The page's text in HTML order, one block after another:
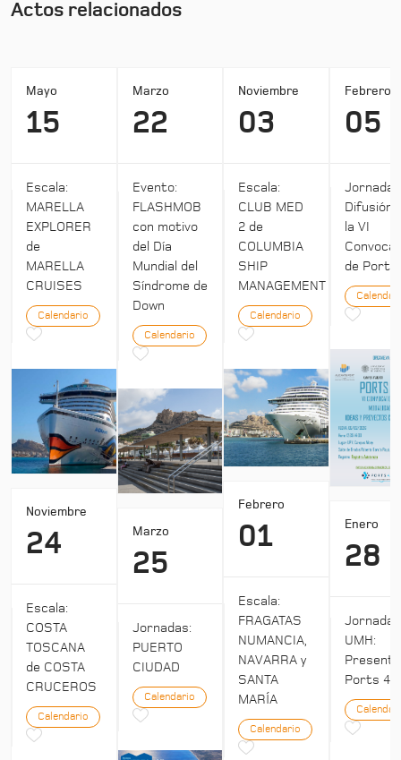
Actos relacionados
Mayo
15
Escala:
MARELLA
EXPLORER
de
MARELLA
CRUISES
Calendario
Noviembre
24
Escala:
COSTA
TOSCANA
de COSTA
CRUCEROS
Calendario
Marzo
22
Evento:
FLASHMOB
con motivo
del Día
Mundial del
Síndrome de
Down
Calendario
Marzo
25
Jornadas:
PUERTO
CIUDAD
Calendario
Noviembre
03
Escala:
CLUB MED
2 de
COLUMBIA
SHIP
MANAGEMENT
Calendario
Febrero
01
Escala:
FRAGATAS
NUMANCIA,
NAVARRA y
SANTA
MARÍA
Calendario
Febrero
05
Jornada:
Difusión
la VI
de Ports
Enero
28
Jornadas
UMH:
Ports 4:0